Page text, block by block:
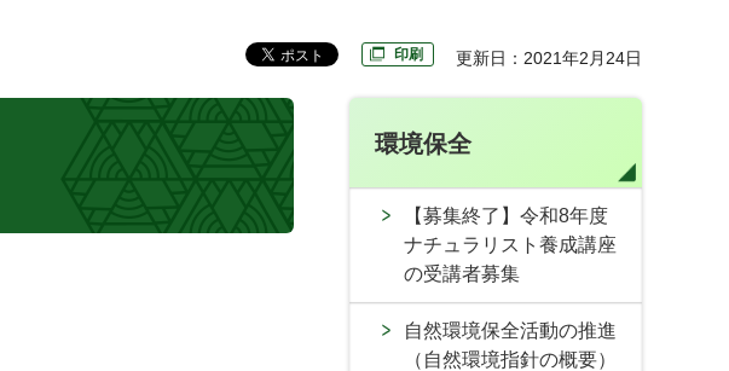
印刷 更新日：2021年2月24日
環境保全
【募集終了】令和8年度
ナチュラリスト養成講座
の受講者募集
自然環境保全活動の推進
（自然環境指針の概要）